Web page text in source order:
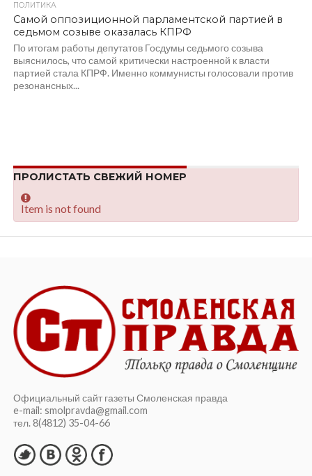
ПОЛИТИКА
Самой оппозиционной парламентской партией в
седьмом созыве оказалась КПРФ
По итогам работы депутатов Госдумы седьмого созыва
выяснилось, что самой критически настроенной к власти
партией стала КПРФ. Именно коммунисты голосовали против
резонансных...
ПРОЛИСТАТЬ СВЕЖИЙ НОМЕР
Item is not found
Официальный сайт газеты Смоленская правда
e-mail: smolpravda@gmail.com
тел. 8(4812) 35-04-66